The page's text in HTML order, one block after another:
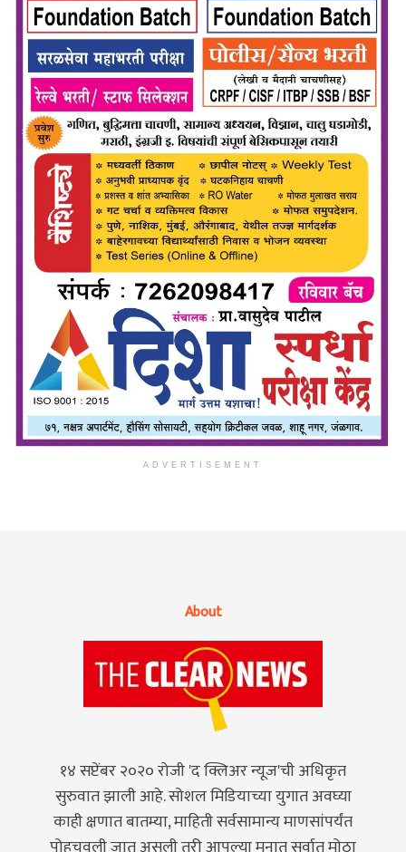
ADVERTISEMENT
About
१४ सप्टेंबर २०२० रोजी 'द क्लिअर न्यूज'ची अधिकृत
सुरुवात झाली आहे. सोशल मिडियाच्या युगात अवघ्या
काही क्षणात बातम्या, माहिती सर्वसामान्य माणसांपर्यंत